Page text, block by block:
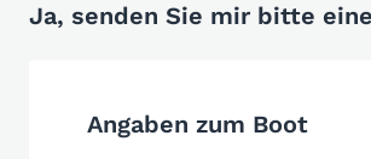
Ja, senden Sie mir bitte
Angaben zum Boot